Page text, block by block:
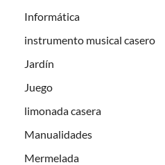
Informática
instrumento musical casero
Jardín
Juego
limonada casera
Manualidades
Mermelada